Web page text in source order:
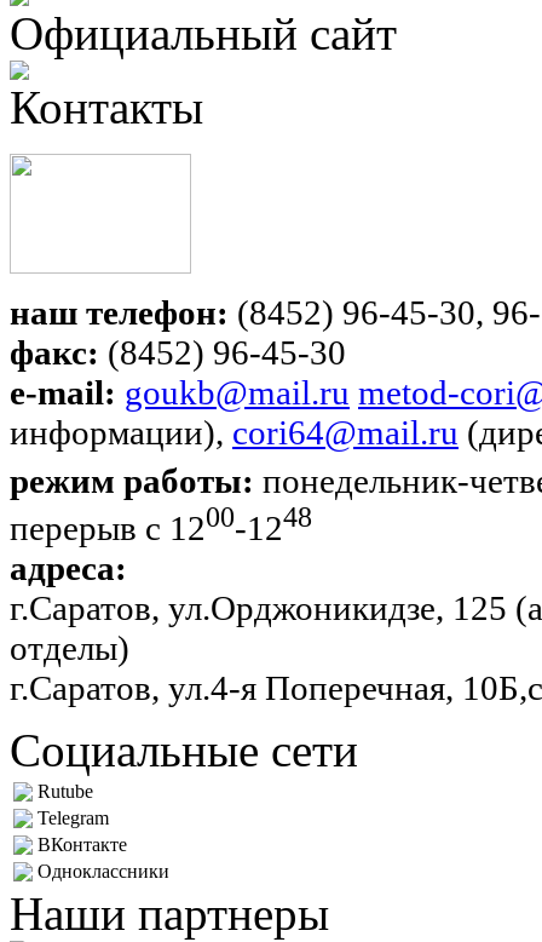
Официальный сайт
Контакты
наш телефон: (8452) 96-45-30,
факс: (8452) 96-45-30
e-mail: goukb@mail.ru metod-
информации), cori64@mail.ru
режим работы: понедельник-
перерыв с 1200-1248
адреса:
г.Саратов, ул.Орджоникидзе, 125
отделы)
г.Саратов, ул.4-я Поперечная,
Социальные сети
Rutube
Telegram
ВКонтакте
Одноклассники
Наши партнеры